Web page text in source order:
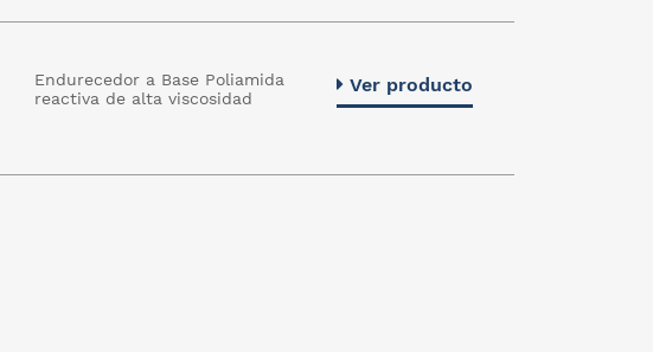
Endurecedor a Base Poliamida
reactiva de alta viscosidad
Ver producto